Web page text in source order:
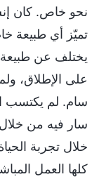
نحو خاص. كان
تميّز أي طبيعة
يختلف عن طبيعة
على الإطلاق،
سام. لم يكتسب
سار فيه من خلال
خلال تجربة
كلها العمل